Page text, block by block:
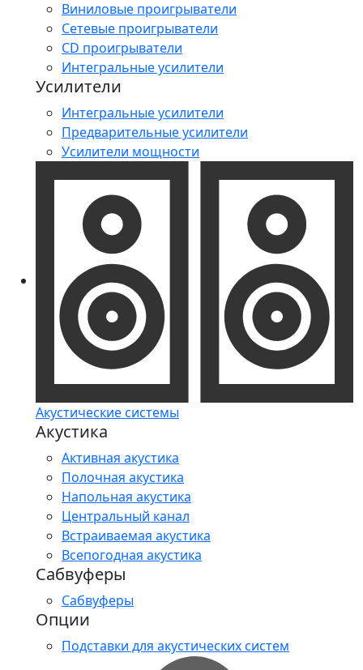
Виниловые проигрыватели
Сетевые проигрыватели
CD проигрыватели
Интегральные усилители
Усилители
Интегральные усилители
Предварительные усилители
Усилители мощности
Акустические системы
Акустика
Активная акустика
Полочная акустика
Напольная акустика
Центральный канал
Встраиваемая акустика
Всепогодная акустика
Сабвуферы
Сабвуферы
Опции
Подставки для акустических систем